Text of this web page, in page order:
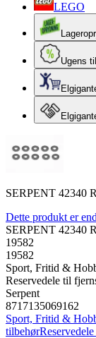
LEGO
Ugens
SERPENT 42340
Dette produkt er
SERPENT 42340
19582
19582
Sport, Fritid &
Reservedele til
Serpent
8717135069162
Sport, Fritid &
tilbehør